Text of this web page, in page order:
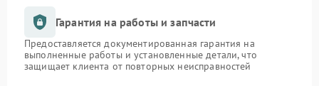
Гарантия на работы и запчасти
Предоставляется документированная гарантия на
выполненные работы и установленные детали, что
защищает клиента от повторных неисправностей